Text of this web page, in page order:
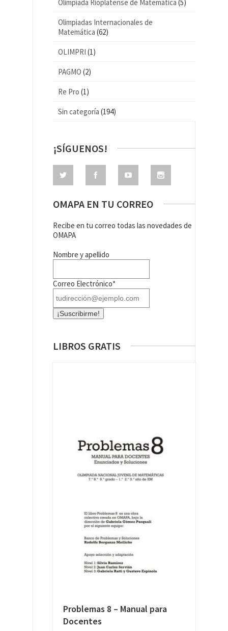
Olimpiada Rioplatense de Matemática (5)
Olimpiadas Internacionales de
Matemática (62)
OLIMPRI (1)
PAGMO (2)
Re Pro (1)
Sin categoría (194)
¡SÍGUENOS!
OMAPA EN TU CORREO
Recibe en tu correo todas las novedades de
OMAPA
Nombre y apellido
Correo Electrónico*
LIBROS GRATIS
Problemas 8 – Manual para
Docentes